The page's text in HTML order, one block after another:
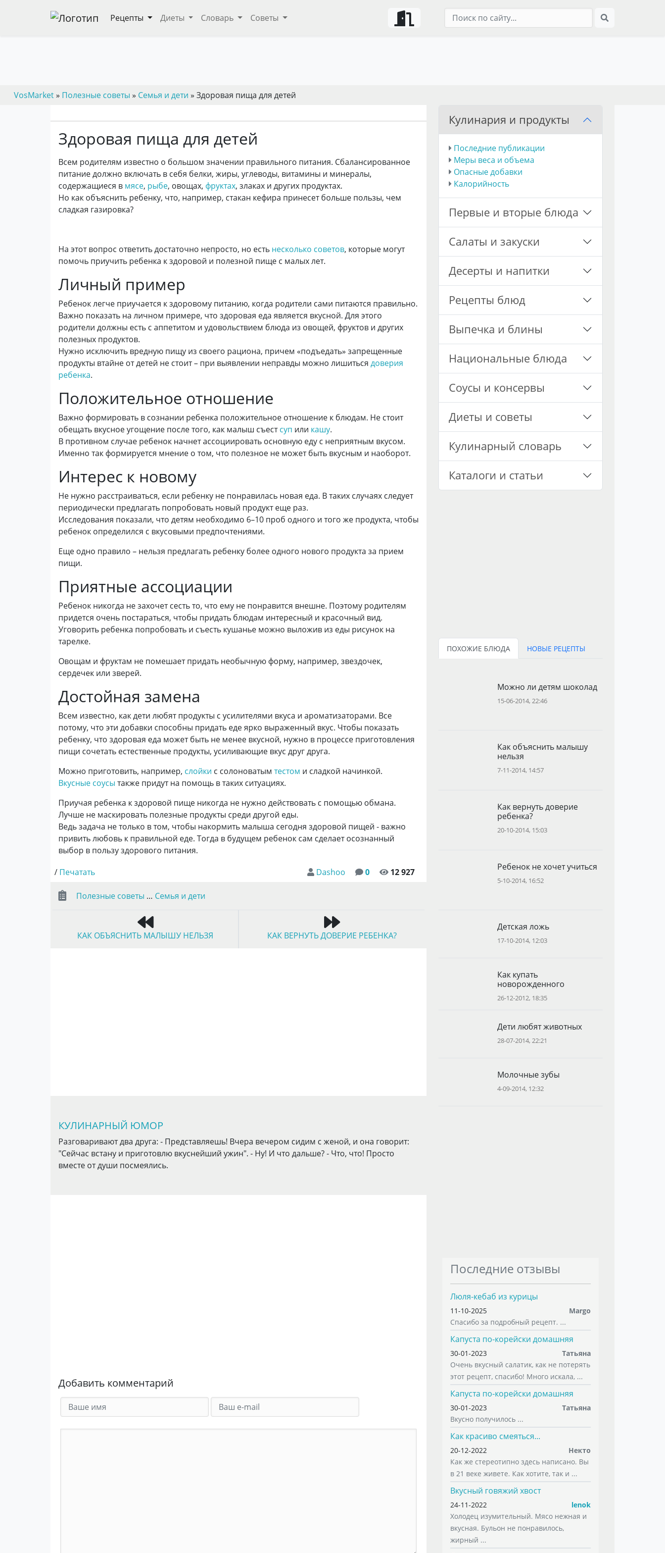
Рецепты Диеты Словарь Советы
VosMarket» Полезные советы » Семья и дети » Здоровая пища для детей
Здоровая пища для детей
Всем родителям известно о большом значении правильного питания. Сбалансированное
питание должно включать в себя белки, жиры, углеводы, витамины и минералы,
содержащиеся в мясе, рыбе, овощах, фруктах, злаках и других продуктах.
Но как объяснить ребенку, что, например, стакан кефира принесет больше пользы, чем
сладкая газировка?
На этот вопрос ответить достаточно непросто, но есть несколько советов, которые могут
помочь приучить ребенка к здоровой и полезной пище с малых лет.
Личный пример
Ребенок легче приучается к здоровому питанию, когда родители сами питаются правильно.
Важно показать на личном примере, что здоровая еда является вкусной. Для этого
родители должны есть с аппетитом и удовольствием блюда из овощей, фруктов и других
полезных продуктов.
Нужно исключить вредную пищу из своего рациона, причем «подъедать» запрещенные
продукты втайне от детей не стоит – при выявлении неправды можно лишиться доверия
ребенка.
Положительное отношение
Важно формировать в сознании ребенка положительное отношение к блюдам. Не стоит
обещать вкусное угощение после того, как малыш съестсуп или кашу.
В противном случае ребенок начнет ассоциировать основную еду с неприятным вкусом.
Именно так формируется мнение о том, что полезное не может быть вкусным и наоборот.
Интерес к новому
Не нужно расстраиваться, если ребенку не понравилась новая еда. В таких случаях следует
периодически предлагать попробовать новый продукт еще раз.
Исследования показали, что детям необходимо 6–10 проб одного и того же продукта, чтобы
ребенок определился с вкусовыми предпочтениями.
Еще одно правило – нельзя предлагать ребенку более одного нового продукта за прием
пищи.
Приятные ассоциации
Ребенок никогда не захочет сесть то, что ему не понравится внешне. Поэтому родителям
придется очень постараться, чтобы придать блюдам интересный и красочный вид.
Уговорить ребенка попробовать и съесть кушанье можно выложив из еды рисунок на
тарелке.
Овощам и фруктам не помешает придать необычную форму, например, звездочек,
сердечек или зверей.
Достойная замена
Всем известно, как дети любят продукты с усилителями вкуса и ароматизаторами. Все
потому, что эти добавки способны придать еде ярко выраженный вкус. Чтобы показать
ребенку, что здоровая еда может быть не менее вкусной, нужно в процессе приготовления
пищи сочетать естественные продукты, усиливающие вкус друг друга.
Можно приготовить, например, слойки с солоноватым тестом и сладкой начинкой.
Вкусные соусы также придут на помощь в таких ситуациях.
Приучая ребенка к здоровой пище никогда не нужно действовать с помощью обмана.
Лучше не маскировать полезные продукты среди другой еды.
Ведь задача не только в том, чтобы накормить малыша сегодня здоровой пищей - важно
привить любовь к правильной еде. Тогда в будущем ребенок сам сделает осознанный
выбор в пользу здорового питания.
Dashoo
0 12 927
/ Печатать
Полезные советы … Семья и дети
КАК ОБЪЯСНИТЬ МАЛЫШУ НЕЛЬЗЯ КАК ВЕРНУТЬ ДОВЕРИЕ РЕБЕНКА?
КУЛИНАРНЫЙ ЮМОР
Разговаривают два друга: - Представляешь! Вчера вечером сидим с женой, и она говорит:
"Сейчас встану и приготовлю вкуснейший ужин". - Ну! И что дальше? - Что, что! Просто
вместе от души посмеялись.
Добавить комментарий
Кулинария и продукты
Последние публикации
Меры веса и объема
Опасные добавки
Калорийность
Первые и вторые блюда
Салаты и закуски
Десерты и напитки
Рецепты блюд
Выпечка и блины
Национальные блюда
Соусы и консервы
Диеты и советы
Кулинарный словарь
Каталоги и статьи
ПОХОЖИЕ БЛЮДА НОВЫЕ РЕЦЕПТЫ
Можно ли детям шоколад
15-06-2014, 22:46
Как объяснить малышу
нельзя
7-11-2014, 14:57
Как вернуть доверие
ребенка?
20-10-2014, 15:03
Ребенок не хочет учиться
5-10-2014, 16:52
Детская ложь
17-10-2014, 12:03
Как купать
новорожденного
26-12-2012, 18:35
Дети любят животных
28-07-2014, 22:21
Молочные зубы
4-09-2014, 12:32
Последние отзывы
Люля-кебаб из курицы
11-10-2025
Margo
Спасибо за подробный рецепт. ...
Капуста по-корейски домашняя
30-01-2023
Татьяна
Очень вкусный салатик, как не потерять
этот рецепт, спасибо! Много искала, ...
Капуста по-корейски домашняя
30-01-2023
Татьяна
Вкусно получилось ...
Как красиво смеяться...
20-12-2022
Некто
Как же стереотипно здесь написано. Вы
в 21 веке живете. Как хотите, так и ...
Вкусный говяжий хвост
24-11-2022
lenok
Холодец изумительный. Мясо нежная и
вкусная. Бульон не понравилось,
жирный ...